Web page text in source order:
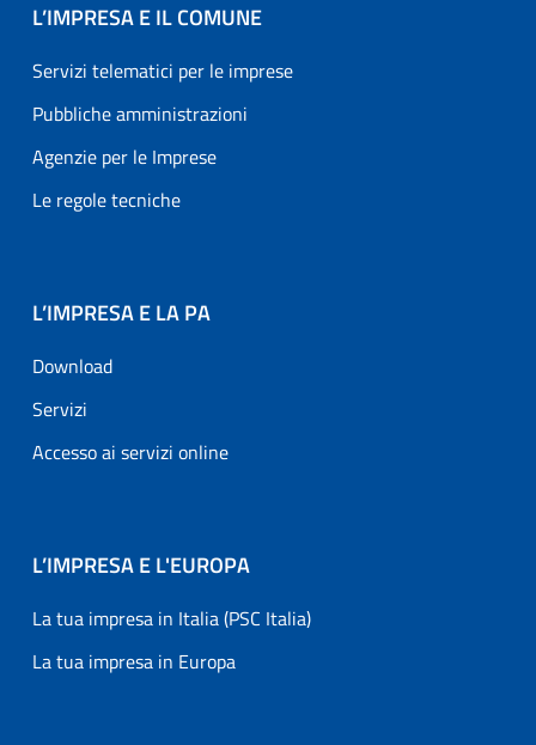
L’IMPRESA E IL COMUNE
Servizi telematici per le imprese
Pubbliche amministrazioni
Agenzie per le Imprese
Le regole tecniche
L’IMPRESA E LA PA
Download
Servizi
Accesso ai servizi online
L’IMPRESA E L'EUROPA
La tua impresa in Italia (PSC Italia)
La tua impresa in Europa